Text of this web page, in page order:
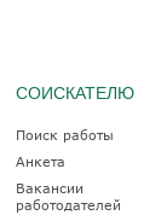
СОИСКАТЕЛЮ
Поиск работы
Анкета
Вакансии
работодателей